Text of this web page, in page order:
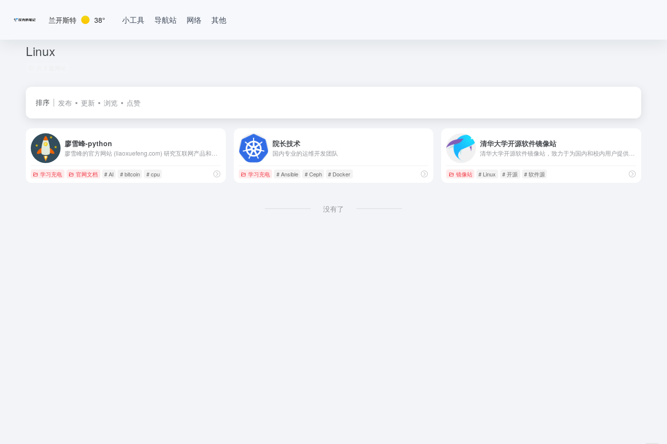
兰开斯特 38° 小工具 导航站 网络 其他
Linux
排序 发布 更新 浏览 点赞
廖雪峰-python
学习充电 官网文档 # AI # bitcoin # cpu
院长技术
国内专业的运维开发团队
学习充电 # Ansible # Ceph # Docker
清华大学开源软件镜像站
镜像站 # Linux # 开源 # 软件源
没有了